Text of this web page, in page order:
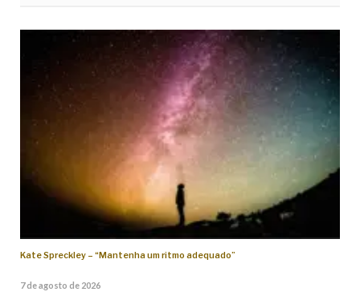
Kate Spreckley – “Mantenha um ritmo adequado”
7 de agosto de 2026